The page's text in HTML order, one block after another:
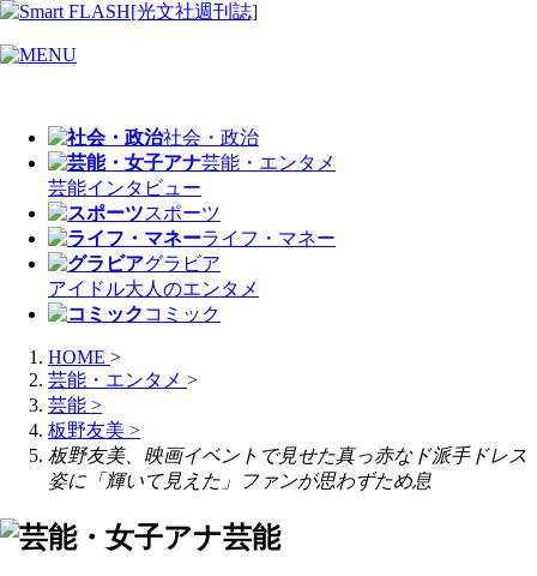
社会・政治
芸能・エンタメ
芸能インタビュー
スポーツ
ライフ・マネー
グラビア
アイドル大人のエンタメ
コミック
HOME >
芸能・エンタメ >
芸能 >
板野友美 >
板野友美、映画イベントで見せた真っ赤なド派手ドレス
姿に「輝いて見えた」ファンが思わずため息
芸能